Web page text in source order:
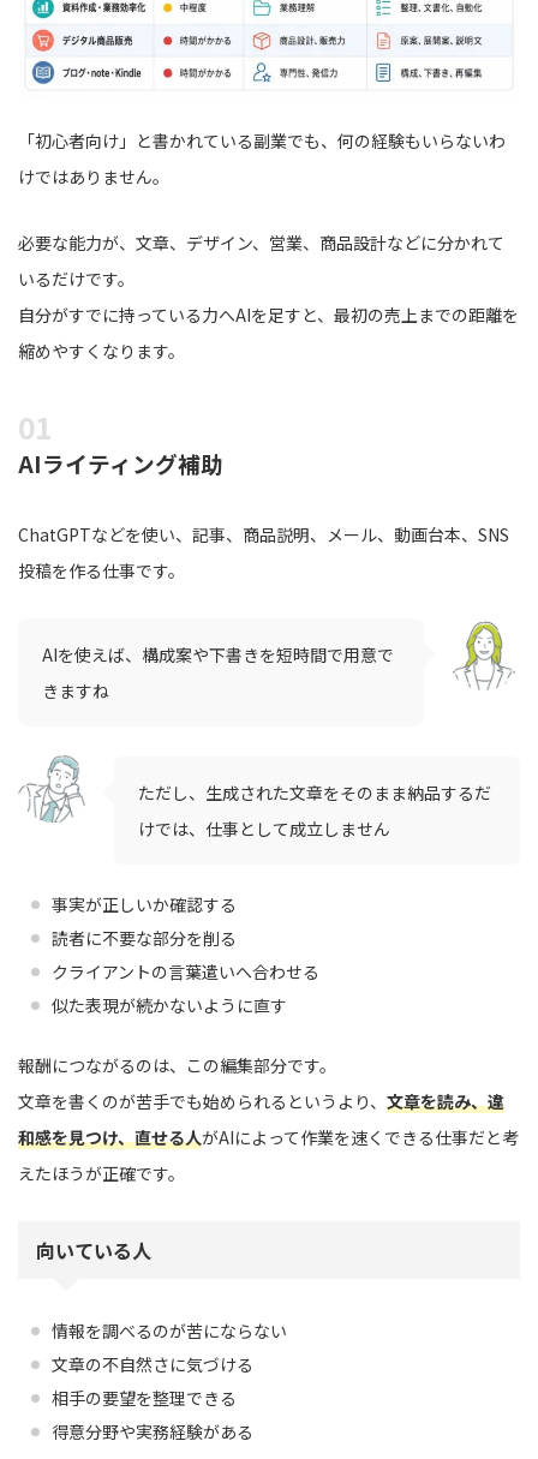
「初心者向け」と書かれている副業でも、何の経験もいらないわ
けではありません。
必要な能力が、文章、デザイン、営業、商品設計などに分かれて
いるだけです。
自分がすでに持っている力へAIを足すと、最初の売上までの距離を
縮めやすくなります。
AIライティング補助
ChatGPTなどを使い、記事、商品説明、メール、動画台本、SNS
投稿を作る仕事です。
AIを使えば、構成案や下書きを短時間で用意で
きますね
ただし、生成された文章をそのまま納品するだ
けでは、仕事として成立しません
事実が正しいか確認する
読者に不要な部分を削る
クライアントの言葉遣いへ合わせる
似た表現が続かないように直す
報酬につながるのは、この編集部分です。
文章を書くのが苦手でも始められるというより、 文章を読み、違
和感を見つけ、直せる人がAIによって作業を速くできる仕事だと考
えたほうが正確です。
向いている人
情報を調べるのが苦にならない
文章の不自然さに気づける
相手の要望を整理できる
得意分野や実務経験がある